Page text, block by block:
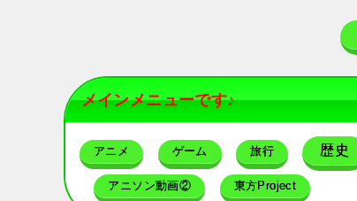
メインメニューです♪
アニメ ゲーム 旅行 歴史
アニソン動画② 東方Project